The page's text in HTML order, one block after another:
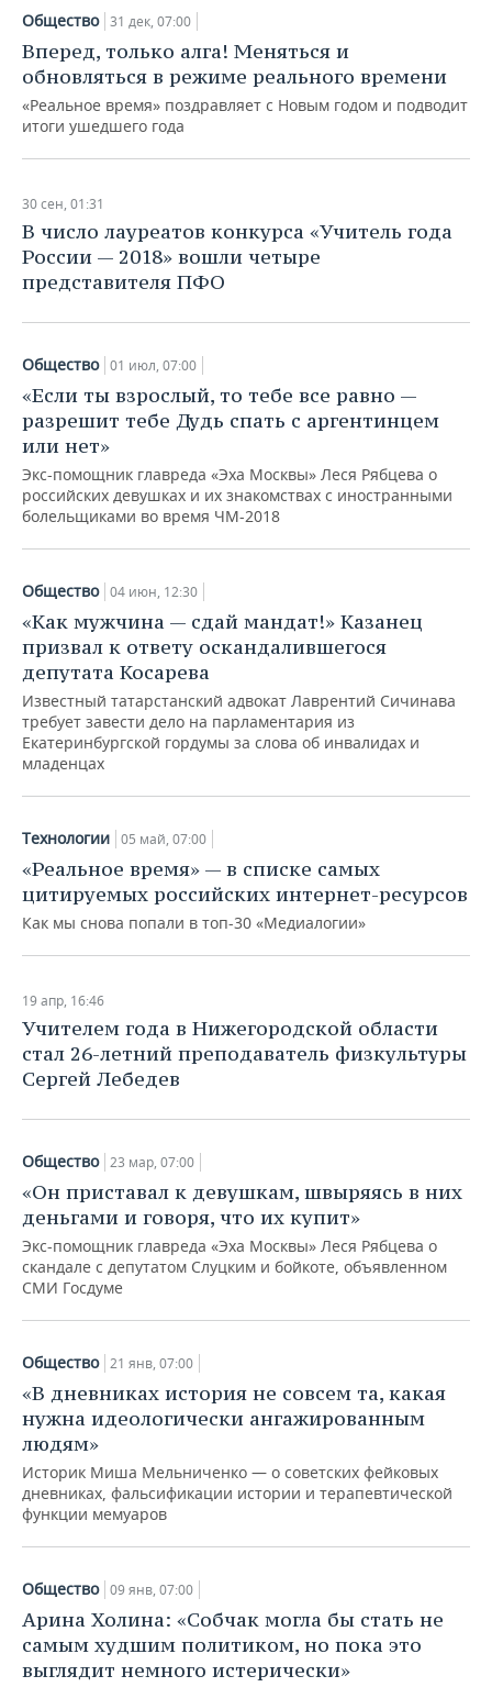
Общество 31 дек, 07:00
Вперед, только алга! Меняться и
обновляться в режиме реального времени
«Реальное время» поздравляет с Новым годом и подводит
итоги ушедшего года
30 сен, 01:31
В число лауреатов конкурса «Учитель года
России — 2018» вошли четыре
представителя ПФО
Общество 01 июл, 07:00
«Если ты взрослый, то тебе все равно —
разрешит тебе Дудь спать с аргентинцем
или нет»
Экс-помощник главреда «Эха Москвы» Леся Рябцева о
российских девушках и их знакомствах с иностранными
болельщиками во время ЧМ-2018
Общество 04 июн, 12:30
«Как мужчина — сдай мандат!» Казанец
призвал к ответу оскандалившегося
депутата Косарева
Известный татарстанский адвокат Лаврентий Сичинава
требует завести дело на парламентария из
Екатеринбургской гордумы за слова об инвалидах и
младенцах
Технологии 05 май, 07:00
«Реальное время» — в списке самых
цитируемых российских интернет-ресурсов
Как мы снова попали в топ-30 «Медиалогии»
19 апр, 16:46
Учителем года в Нижегородской области
стал 26-летний преподаватель физкультуры
Сергей Лебедев
Общество 23 мар, 07:00
«Он приставал к девушкам, швыряясь в них
деньгами и говоря, что их купит»
Экс-помощник главреда «Эха Москвы» Леся Рябцева о
скандале с депутатом Слуцким и бойкоте, объявленном
СМИ Госдуме
Общество 21 янв, 07:00
«В дневниках история не совсем та, какая
нужна идеологически ангажированным
людям»
Историк Миша Мельниченко — о советских фейковых
дневниках, фальсификации истории и терапевтической
функции мемуаров
Общество 09 янв, 07:00
Арина Холина: «Собчак могла бы стать не
самым худшим политиком, но пока это
выглядит немного истерически»